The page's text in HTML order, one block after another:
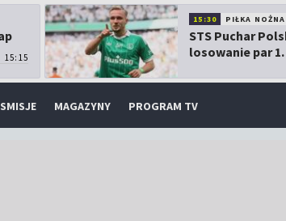
15:15
15:30 PIŁKA NOŻNA
STS Puchar
losowanie par
MAGAZYNY PROGRAM TV